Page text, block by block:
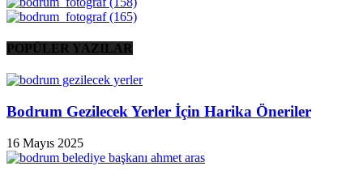
POPÜLER YAZILAR
Bodrum Gezilecek Yerler İçin Harika Öneriler
16 Mayıs 2025